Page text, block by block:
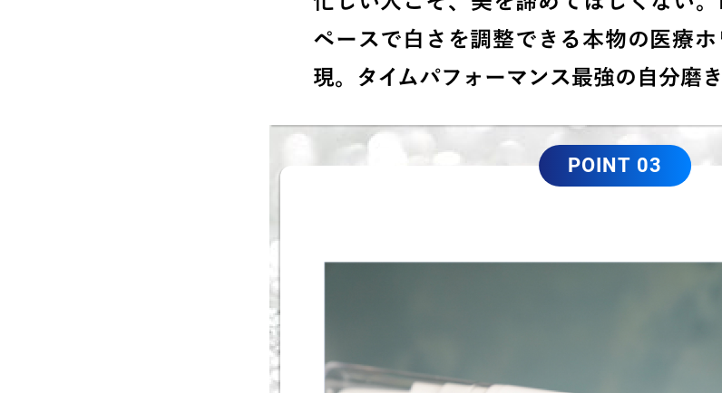
ペースで白さを調整できる本物の医療
現。タイムパフォーマンス最強の自分磨き
POINT 03